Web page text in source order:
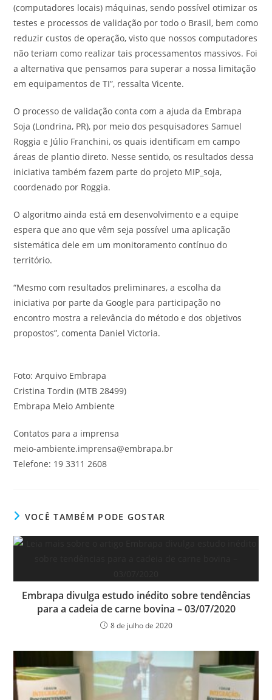
(computadores locais) máquinas, sendo possível otimizar os
testes e processos de validação por todo o Brasil, bem como
reduzir custos de operação, visto que nossos computadores
não teriam como realizar tais processamentos massivos. Foi
a alternativa que pensamos para superar a nossa limitação
em equipamentos de TI”, ressalta Vicente.
O processo de validação conta com a ajuda da Embrapa
Soja (Londrina, PR), por meio dos pesquisadores Samuel
Roggia e Júlio Franchini, os quais identificam em campo
áreas de plantio direto. Nesse sentido, os resultados dessa
iniciativa também fazem parte do projeto MIP_soja,
coordenado por Roggia.
O algoritmo ainda está em desenvolvimento e a equipe
espera que ano que vêm seja possível uma aplicação
sistemática dele em um monitoramento contínuo do
território.
“Mesmo com resultados preliminares, a escolha da
iniciativa por parte da Google para participação no
encontro mostra a relevância do método e dos objetivos
propostos”, comenta Daniel Victoria.
Foto: Arquivo Embrapa
Cristina Tordin (MTB 28499)
Embrapa Meio Ambiente
Contatos para a imprensa
meio-ambiente.imprensa@embrapa.br
Telefone: 19 3311 2608
VOCÊ TAMBÉM PODE GOSTAR
Embrapa divulga estudo inédito sobre tendências
para a cadeia de carne bovina – 03/07/2020
8 de julho de 2020